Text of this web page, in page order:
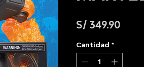
S/ 349.90
Cantidad *